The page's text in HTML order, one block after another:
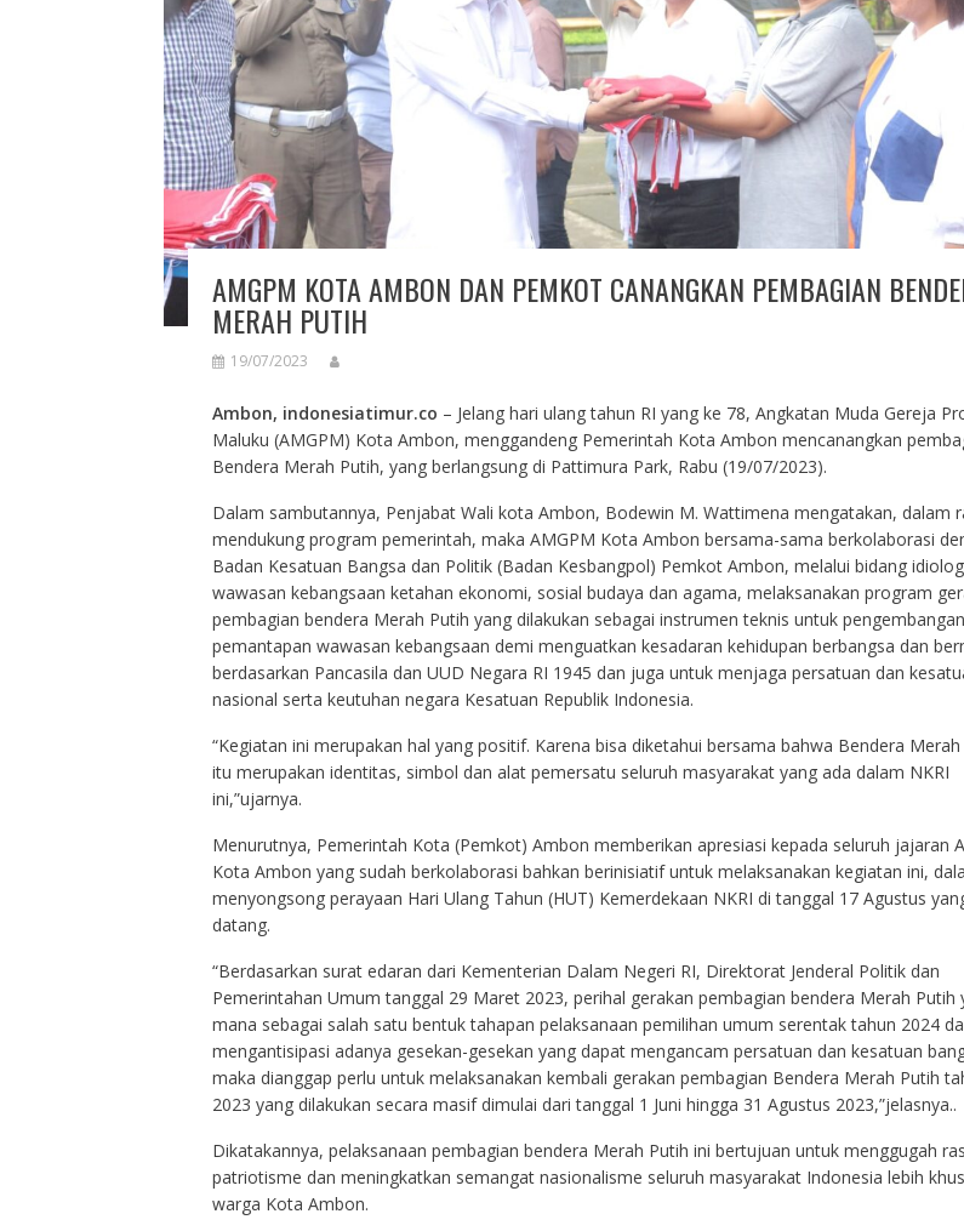
AMGPM KOTA AMBON DAN PEMKOT CANANGKAN PEMBAGIAN
MERAH PUTIH
19/07/2023
Ambon, indonesiatimur.co – Jelang hari ulang tahun RI yang ke 78, Angkatan Muda Gereja
Maluku (AMGPM) Kota Ambon, menggandeng Pemerintah Kota Ambon mencanangkan
Bendera Merah Putih, yang berlangsung di Pattimura Park, Rabu (19/07/2023).
Dalam sambutannya, Penjabat Wali kota Ambon, Bodewin M. Wattimena mengatakan, dalam
mendukung program pemerintah, maka AMGPM Kota Ambon bersama-sama berkolaborasi
Badan Kesatuan Bangsa dan Politik (Badan Kesbangpol) Pemkot Ambon, melalui bidang
wawasan kebangsaan ketahan ekonomi, sosial budaya dan agama, melaksanakan program
pembagian bendera Merah Putih yang dilakukan sebagai instrumen teknis untuk pengembangan
pemantapan wawasan kebangsaan demi menguatkan kesadaran kehidupan berbangsa dan
berdasarkan Pancasila dan UUD Negara RI 1945 dan juga untuk menjaga persatuan dan
nasional serta keutuhan negara Kesatuan Republik Indonesia.
“Kegiatan ini merupakan hal yang positif. Karena bisa diketahui bersama bahwa Bendera Merah
itu merupakan identitas, simbol dan alat pemersatu seluruh masyarakat yang ada dalam NKRI
ini,”ujarnya.
Menurutnya, Pemerintah Kota (Pemkot) Ambon memberikan apresiasi kepada seluruh jajaran
Kota Ambon yang sudah berkolaborasi bahkan berinisiatif untuk melaksanakan kegiatan ini,
menyongsong perayaan Hari Ulang Tahun (HUT) Kemerdekaan NKRI di tanggal 17 Agustus
datang.
“Berdasarkan surat edaran dari Kementerian Dalam Negeri RI, Direktorat Jenderal Politik dan
Pemerintahan Umum tanggal 29 Maret 2023, perihal gerakan pembagian bendera Merah Putih
mana sebagai salah satu bentuk tahapan pelaksanaan pemilihan umum serentak tahun 2024
mengantisipasi adanya gesekan-gesekan yang dapat mengancam persatuan dan kesatuan
maka dianggap perlu untuk melaksanakan kembali gerakan pembagian Bendera Merah Putih
2023 yang dilakukan secara masif dimulai dari tanggal 1 Juni hingga 31 Agustus 2023,”jelasnya..
Dikatakannya, pelaksanaan pembagian bendera Merah Putih ini bertujuan untuk menggugah
patriotisme dan meningkatkan semangat nasionalisme seluruh masyarakat Indonesia lebih
warga Kota Ambon.